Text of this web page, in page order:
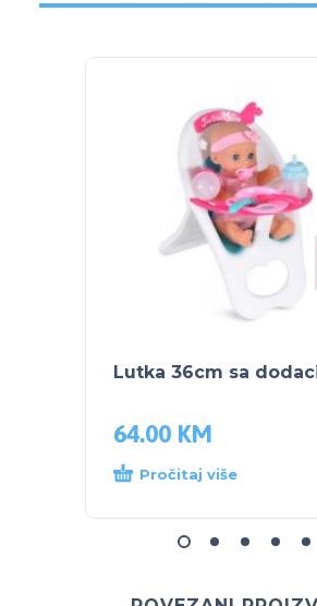
Lutka 36cm sa
64.00 KM
Pročitaj više